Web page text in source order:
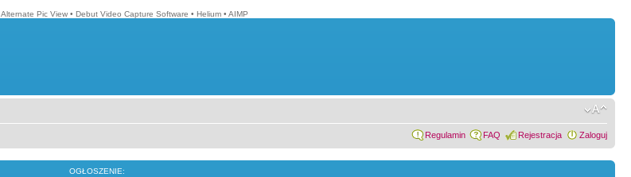
Alternate Pic View • Debut Video Capture Software • Helium • AIMP
Regulamin FAQ Rejestracja Zaloguj
OGŁOSZENIE: